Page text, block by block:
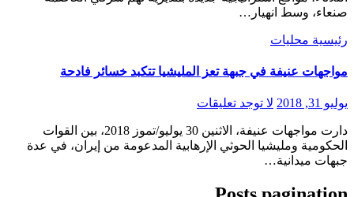
صنعاء، وسط انهيار…
رئيسية محليات
مواجهات عنيفة في جبهة تعز المليشيا تتكبد خسائر فادحة
يوليو 31, 2018 لا توجد تعليقات
دارت مواجهات عنيفة، الاثنين 30 يوليو/تموز 2018، بين القوات
الحكومية ومليشيا الحوثي الإرهابية المدعومة من إيران، في عدة
جبهات ميدانية…